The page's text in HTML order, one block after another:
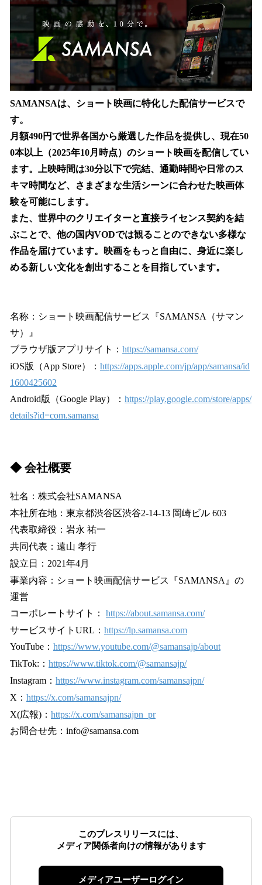
SAMANSAは、ショート映画に特化した配信サービスで
す。
月額490円で世界各国から厳選した作品を提供し、現在50
0本以上（2025年10月時点）のショート映画を配信してい
ます。上映時間は30分以下で完結、通勤時間や日常のス
キマ時間など、さまざまな生活シーンに合わせた映画体
験を可能にします。
また、世界中のクリエイターと直接ライセンス契約を結
ぶことで、他の国内VODでは観ることのできない多様な
作品を届けています。映画をもっと自由に、身近に楽し
める新しい文化を創出することを目指しています。
名称：ショート映画配信サービス『SAMANSA（サマン
サ）』
ブラウザ版アプリサイト： https://samansa.com/
iOS版（App Store）： https://apps.apple.com/jp/app/samansa/id
1600425602
Android版（Google Play）： https://play.google.com/store/apps/
details?id=com.samansa
◆ 会社概要
社名：株式会社SAMANSA
本社所在地：東京都渋谷区渋谷2-14-13 岡崎ビル 603
代表取締役：岩永 祐一
共同代表：遠山 孝行
設立日：2021年4月
事業内容：ショート映画配信サービス『SAMANSA』の
運営
コーポレートサイト： https://about.samansa.com/
サービスサイトURL： https://lp.samansa.com
YouTube： https://www.youtube.com/@samansajp/about
TikTok:： https://www.tiktok.com/@samansajp/
Instagram： https://www.instagram.com/samansajpn/
X： https://x.com/samansajpn/
X(広報)： https://x.com/samansajpn_pr
お問合せ先：info@samansa.com
このプレスリリースには、
メディア関係者向けの情報があります
メディアユーザーログイン